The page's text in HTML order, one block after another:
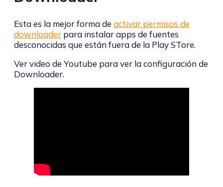
Esta es la mejor forma de activar permisos de
downloader para instalar apps de fuentes
desconocidas que están fuera de la Play STore.
Ver video de Youtube para ver la configuración de
Downloader.